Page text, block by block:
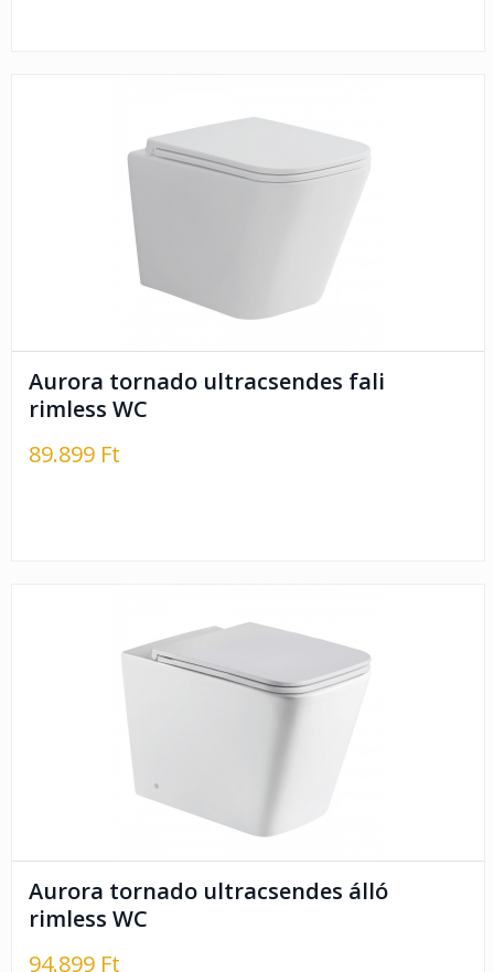
Aurora tornado ultracsendes fali
rimless WC
89.899 Ft
Aurora tornado ultracsendes álló
rimless WC
94.899 Ft